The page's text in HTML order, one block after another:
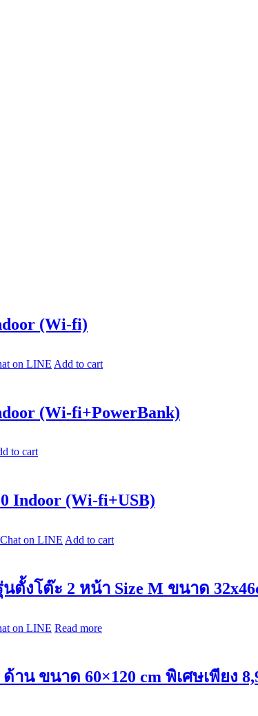
(Wi-fi)
on LINE Add to cart
(Wi-fi+PowerBank)
to cart
Indoor (Wi-fi+USB)
Chat on LINE Add to cart
ตั้งโต๊ะ 2 หน้า Size M ขนาด
on LINE Read more
น ขนาด 60×120 cm พิเศษเพียง